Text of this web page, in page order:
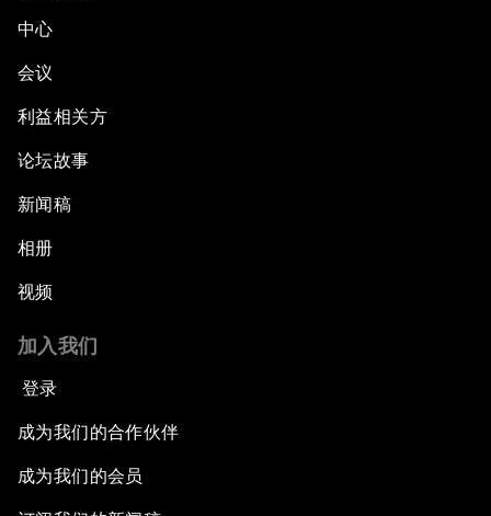
中心
会议
利益相关方
论坛故事
新闻稿
相册
视频
加入我们
登录
成为我们的合作伙伴
成为我们的会员